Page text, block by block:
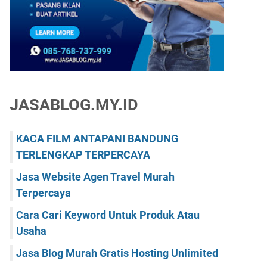
JASABLOG.MY.ID
KACA FILM ANTAPANI BANDUNG
TERLENGKAP TERPERCAYA
Jasa Website Agen Travel Murah
Terpercaya
Cara Cari Keyword Untuk Produk Atau
Usaha
Jasa Blog Murah Gratis Hosting Unlimited